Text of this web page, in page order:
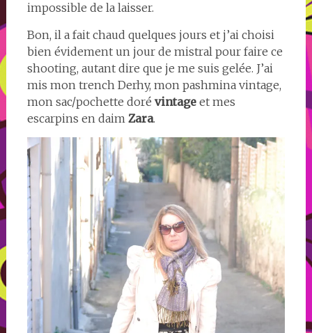
impossible de la laisser.
Bon, il a fait chaud quelques jours et j’ai choisi
bien évidement un jour de mistral pour faire ce
shooting, autant dire que je me suis gelée. J’ai
mis mon trench Derhy, mon pashmina vintage,
mon sac/pochette doré vintageet mes
escarpins en daim Zara.